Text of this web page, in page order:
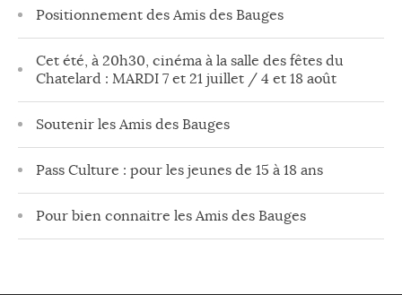
Positionnement des Amis des Bauges
Cet été, à 20h30, cinéma à la salle des fêtes du
Chatelard : MARDI 7 et 21 juillet / 4 et 18 août
Soutenir les Amis des Bauges
Pass Culture : pour les jeunes de 15 à 18 ans
Pour bien connaitre les Amis des Bauges